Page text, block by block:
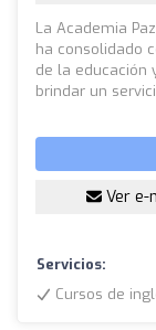
La Academia
ha consolidado
de la educación
brindar un
Ver e-
Servicios:
Cursos de